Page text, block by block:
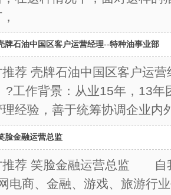
牌石油中国区客户运营经理--特种油事业部
推荐 壳牌石油中国区客户
作背景：从业15年，13年
经验，善于统筹协调企业内
脸金融运营总监
推荐 笑脸金融运营总监
电商、金融、游戏、旅游行